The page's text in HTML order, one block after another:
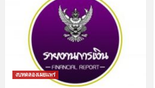
งบทดลองเผยแพร่